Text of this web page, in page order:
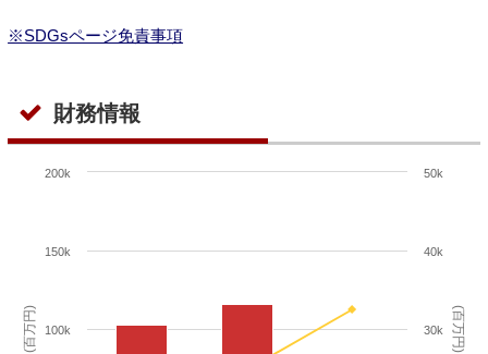
※SDGsページ免責事項
財務情報
(百万円) (百万円)
100k
150k
200k
30k
40k
50k